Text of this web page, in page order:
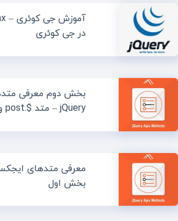
در جی کوئری
بخش دوم معرفی
jQuery – متد $.post و $.get
بخش اول